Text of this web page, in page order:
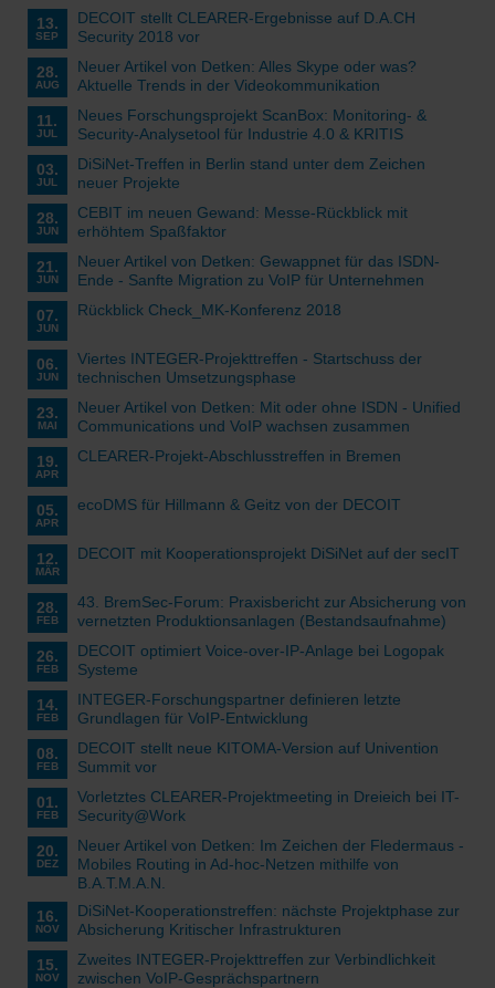
13.
SEP
DECOIT stellt CLEARER-Ergebnisse auf D.A.CH
Security 2018 vor
28.
AUG
Neuer Artikel von Detken: Alles Skype oder was?
Aktuelle Trends in der Videokommunikation
11.
JUL
Neues Forschungsprojekt ScanBox: Monitoring- &
Security-Analysetool für Industrie 4.0 & KRITIS
03.
JUL
DiSiNet-Treffen in Berlin stand unter dem Zeichen
neuer Projekte
28.
JUN
CEBIT im neuen Gewand: Messe-Rückblick mit
erhöhtem Spaßfaktor
21.
JUN
Neuer Artikel von Detken: Gewappnet für das ISDN-
Ende - Sanfte Migration zu VoIP für Unternehmen
07.
JUN
Rückblick Check_MK-Konferenz 2018
06.
JUN
Viertes INTEGER-Projekttreffen - Startschuss der
technischen Umsetzungsphase
23.
MAI
Neuer Artikel von Detken: Mit oder ohne ISDN - Unified
Communications und VoIP wachsen zusammen
19.
APR
CLEARER-Projekt-Abschlusstreffen in Bremen
05.
APR
ecoDMS für Hillmann & Geitz von der DECOIT
12.
MÄR
DECOIT mit Kooperationsprojekt DiSiNet auf der secIT
28.
FEB
43. BremSec-Forum: Praxisbericht zur Absicherung von
vernetzten Produktionsanlagen (Bestandsaufnahme)
26.
FEB
DECOIT optimiert Voice-over-IP-Anlage bei Logopak
Systeme
14.
FEB
INTEGER-Forschungspartner definieren letzte
Grundlagen für VoIP-Entwicklung
08.
FEB
DECOIT stellt neue KITOMA-Version auf Univention
Summit vor
01.
FEB
Vorletztes CLEARER-Projektmeeting in Dreieich bei IT-
Security@Work
20.
DEZ
Neuer Artikel von Detken: Im Zeichen der Fledermaus -
Mobiles Routing in Ad-hoc-Netzen mithilfe von
B.A.T.M.A.N.
16.
NOV
DiSiNet-Kooperationstreffen: nächste Projektphase zur
Absicherung Kritischer Infrastrukturen
15.
NOV
Zweites INTEGER-Projekttreffen zur Verbindlichkeit
zwischen VoIP-Gesprächspartnern